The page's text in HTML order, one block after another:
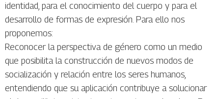
identidad, para el conocimiento del cuerpo y para el
desarrollo de formas de expresión. Para ello nos
proponemos:
Reconocer la perspectiva de género como un medio
que posibilita la construcción de nuevos modos de
socialización y relación entre los seres humanos,
entendiendo que su aplicación contribuye a solucionar